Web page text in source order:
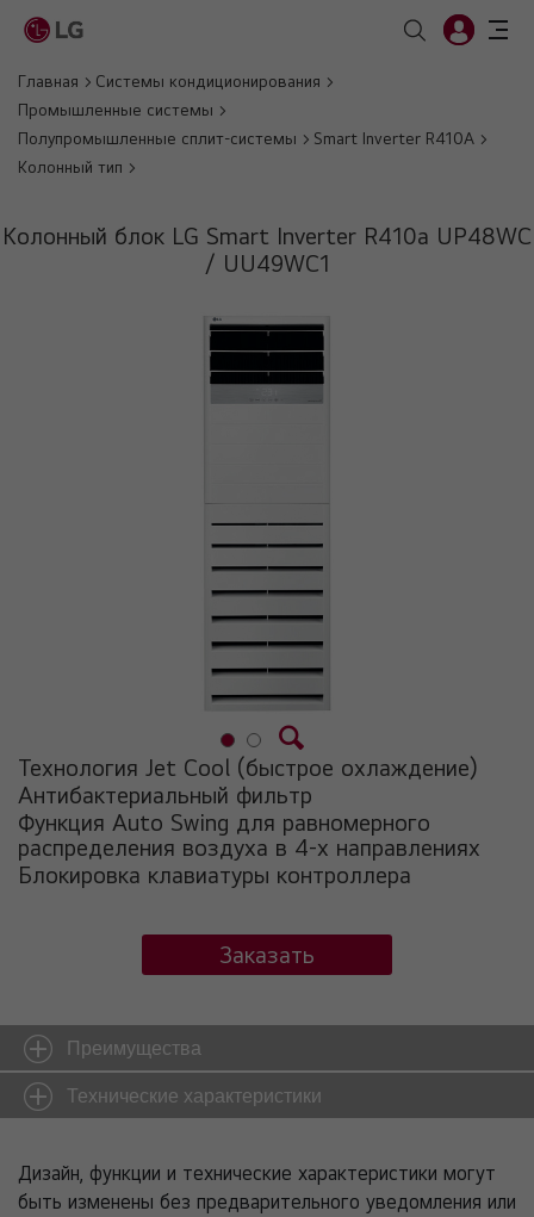
Главная
Системы кондиционирования
Промышленные системы
Полупромышленные сплит-системы
Smart Inverter R410A
Колонный тип
Колонный блок LG Smart Inverter R410a UP48WC
/ UU49WC1
Технология Jet Cool (быстрое охлаждение)
Антибактериальный фильтр
Функция Auto Swing для равномерного
распределения воздуха в 4-х направлениях
Блокировка клавиатуры контроллера
Заказать
Преимущества
Технические характеристики
Дизайн, функции и технические характеристики могут
быть изменены без предварительного уведомления или